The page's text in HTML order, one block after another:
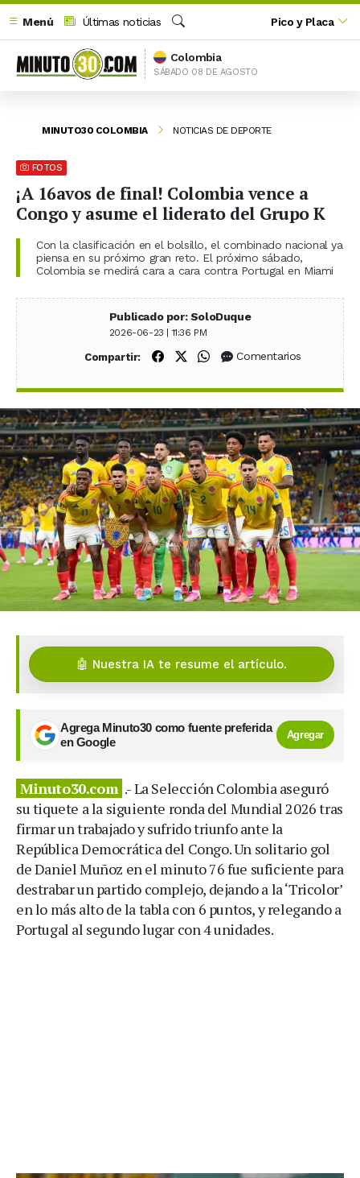
Menú
Últimas noticias
Buscar
Pico y Placa
Colombia
SÁBADO 08 DE AGOSTO
MINUTO30 COLOMBIA NOTICIAS DE DEPORTE
FOTOS
¡A 16avos de final! Colombia vence a
Congo y asume el liderato del Grupo K
Con la clasificación en el bolsillo, el combinado nacional ya
piensa en su próximo gran reto. El próximo sábado,
Colombia se medirá cara a cara contra Portugal en Miami
Publicado por: SoloDuque
2026-06-23 | 11:36 PM
Compartir: Compartir en Facebook
Compartir en X (Twitter)
Compartir en WhatsApp
Comentarios
🤖 Nuestra IA te resume el artículo.
Agrega Minuto30 como fuente preferida
en Google
Agregar
Minuto30.com .- La Selección Colombia aseguró
su tiquete a la siguiente ronda del Mundial 2026 tras
firmar un trabajado y sufrido triunfo ante la
República Democrática del Congo. Un solitario gol
de Daniel Muñoz en el minuto 76 fue suficiente para
destrabar un partido complejo, dejando a la ‘Tricolor’
en lo más alto de la tabla con 6 puntos, y relegando a
Portugal al segundo lugar con 4 unidades.